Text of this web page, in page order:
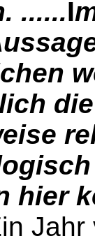
......I
hier